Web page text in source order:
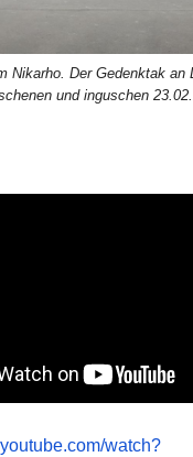
Nikarho. Der Gedenktak an
und inguschen
watch?